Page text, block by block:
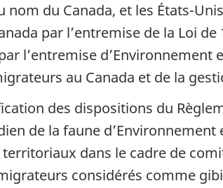
nom du Canada, et les États-
par l’entremise de la Loi
l’entremise
au Canada et de la
des dispositions du
de la faune
dans le cadre de
considérés comme